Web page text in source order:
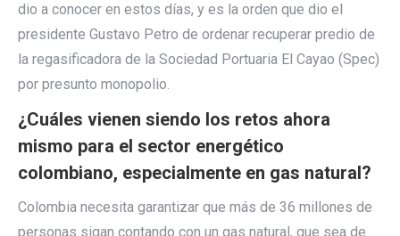
dio a conocer en estos días, y es la orden que dio el
presidente Gustavo Petro de ordenar recuperar predio de
la regasificadora de la Sociedad Portuaria El Cayao (Spec)
por presunto monopolio.
¿Cuáles vienen siendo los retos ahora
mismo para el sector energético
colombiano, especialmente en gas natural?
Colombia necesita garantizar que más de 36 millones de
personas sigan contando con un gas natural, que sea de